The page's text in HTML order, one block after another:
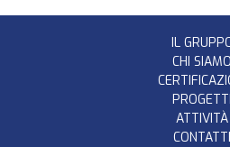
IL
CHI SIAMO
PROGETTI
ATTIVITÀ
CONTATTI